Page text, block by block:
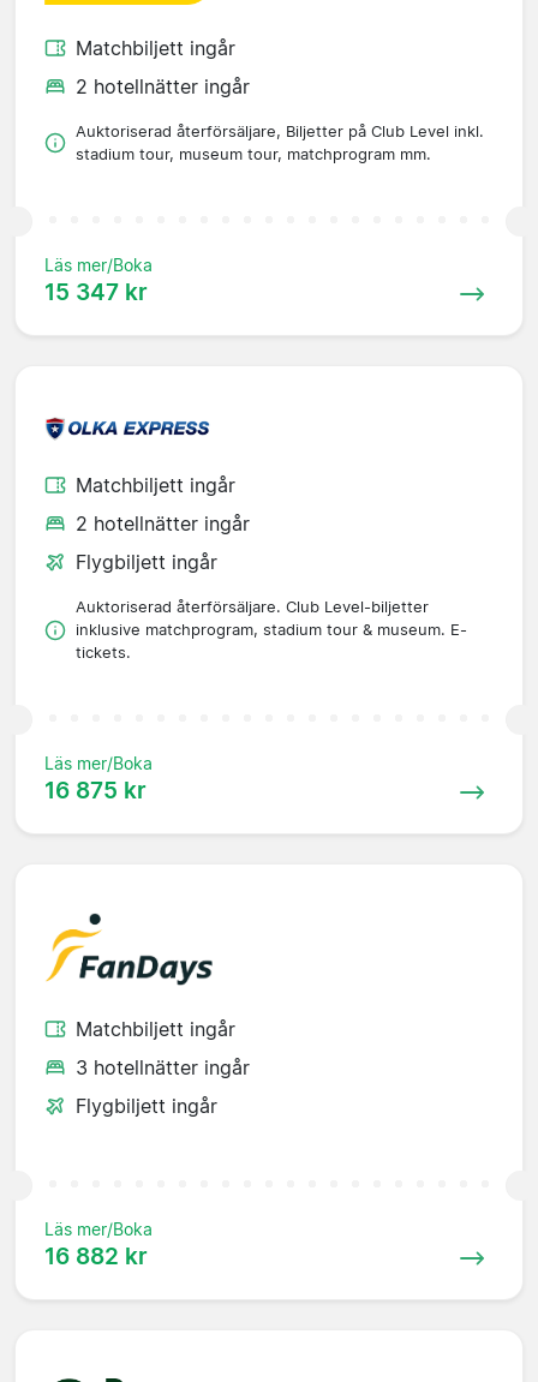
Matchbiljett ingår
2 hotellnätter ingår
Auktoriserad återförsäljare, Biljetter på Club Level inkl.
stadium tour, museum tour, matchprogram mm.
Läs mer/Boka
15 347 kr
Matchbiljett ingår
2 hotellnätter ingår
Flygbiljett ingår
Auktoriserad återförsäljare. Club Level-biljetter
inklusive matchprogram, stadium tour & museum. E-
tickets.
Läs mer/Boka
16 875 kr
Matchbiljett ingår
3 hotellnätter ingår
Flygbiljett ingår
Läs mer/Boka
16 882 kr